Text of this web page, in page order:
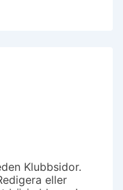
Klubbsidor.
eller